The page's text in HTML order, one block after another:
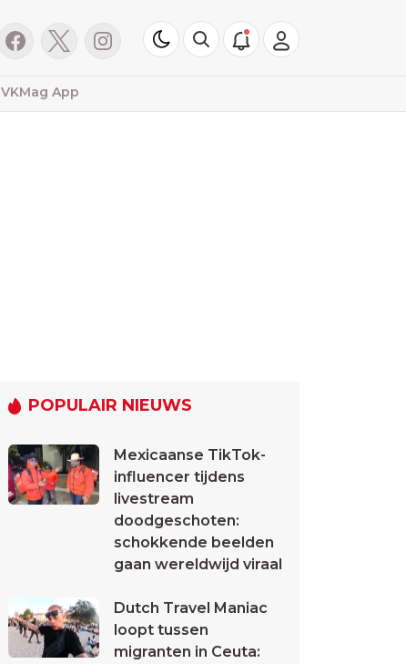
VKMag App
POPULAIR NIEUWS
Mexicaanse TikTok-
influencer tijdens
livestream
doodgeschoten:
schokkende beelden
gaan wereldwijd viraal
Dutch Travel Maniac
loopt tussen
migranten in Ceuta: